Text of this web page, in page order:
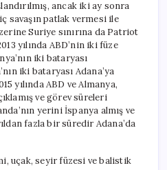
ancak iki ay sonra
savaşın patlak vermesi ile
Suriye sınırına da Patriot
yılında ABD’nin iki füze
iki bataryası
iki bataryası Adana’ya
yılında ABD ve Almanya,
ve görev süreleri
yerini İspanya almış ve
fazla bir süredir Adana’da
uçak, seyir füzesi ve balistik